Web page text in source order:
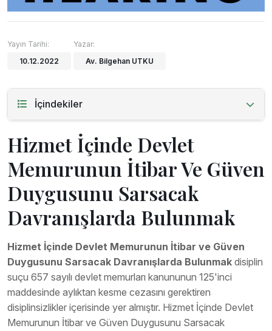
Yayın Tarihi:
10.12.2022
Yazar:
Av. Bilgehan UTKU
İçindekiler
Hizmet İçinde Devlet
Memurunun İtibar Ve Güven
Duygusunu Sarsacak
Davranışlarda Bulunmak
Hizmet İçinde Devlet Memurunun İtibar ve Güven
Duygusunu Sarsacak Davranışlarda Bulunmak disiplin
suçu 657 sayılı devlet memurları kanununun 125'inci
maddesinde aylıktan kesme cezasını gerektiren
disiplinsizlikler içerisinde yer almıştır. Hizmet İçinde Devlet
Memurunun İtibar ve Güven Duygusunu Sarsacak